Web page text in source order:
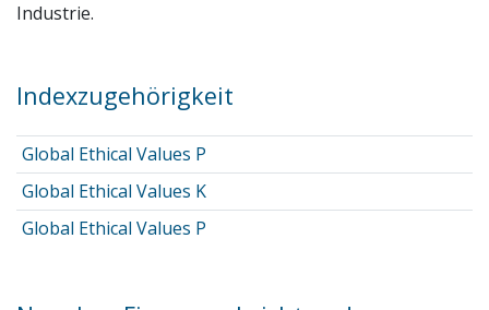
Industrie.
Indexzugehörigkeit
Global Ethical Values P
Global Ethical Values K
Global Ethical Values P